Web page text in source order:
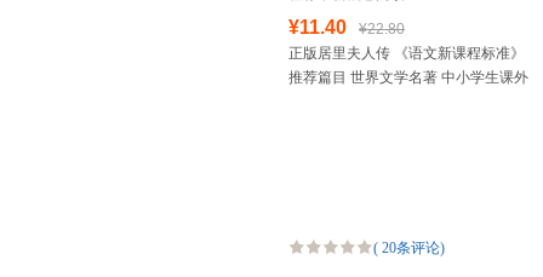
¥11.40
¥22.80
正版居里夫人传 《语文新课程标准》
推荐篇目 世界文学名著 中小学生课外
( 20条评论)